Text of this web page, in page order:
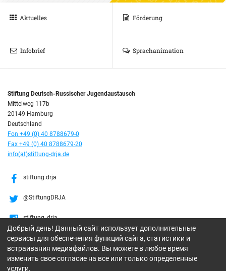
Aktuelles Förderung
Infobrief Sprachanimation
Stiftung Deutsch-Russischer Jugendaustausch
Mittelweg 117b
20149 Hamburg
Deutschland
Fon +49 (0) 40 8788679-0
Fax +49 (0) 40 8788679-20
info(at)stiftung-drja.de
stiftung.drja
@StiftungDRJA
stiftung_drja
Stiftung DRJA
Добрый день! Данный сайт использует дополнительные
сервисы для обеспечения функций сайта, статистики и
встраивания медиафайлов. Вы можете в любое время
изменить свое согласие на все или только определенные
услуги.